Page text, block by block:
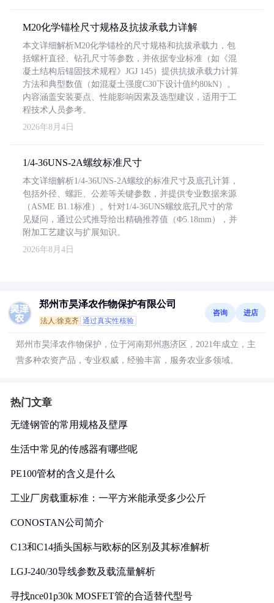
M20化学锚栓尺寸规格及抗拔承载力详解
本文详细解析M20化学锚栓的尺寸规格和抗拔承载力，包
括螺杆直径、钻孔尺寸等参数，并依据专业标准（如《混
凝土结构后锚固技术规程》JGJ 145）提供抗拔承载力计算
方法和典型数值（如混凝土强度C30下设计值约80kN）。
内容涵盖安装要点、性能影响因素及选型建议，适用于工
程技术人员参考。
2026年8月4日
1/4-36UNS-2A螺纹标准尺寸
本文详细解析1/4-36UNS-2A螺纹的标准尺寸及底孔计算，
包括外径、螺距、公差等关键参数，并提供专业数据来源
（ASME B1.1标准）。针对1/4-36UNS螺纹底孔尺寸的常
见疑问，通过公式推导给出精确推荐值（Φ5.18mm），并
附加工艺建议与扩展知识。
2026年8月4日
郑州市昊泽农作物保护有限公司
法人:徐克齐 通过真实性核验
咨询 进店
郑州市昊泽农作物保护，位于河南郑州惠济区，2021年成立，主
营多种农资产品，专业权威，经验丰富，服务农业多领域。
热门文章
无缝钢管的常用规格及壁厚
生活中常见的传感器有哪些呢
PE100管材的含义是什么
工业厂房载重标准：一平方米能承受多少公斤
CONOSTAN公司简介
C13和C14插头国标与欧标的区别及其标准解析
LGJ-240/30导线参数及载流量解析
寻找nce01p30k MOSFET管的合适替代型号